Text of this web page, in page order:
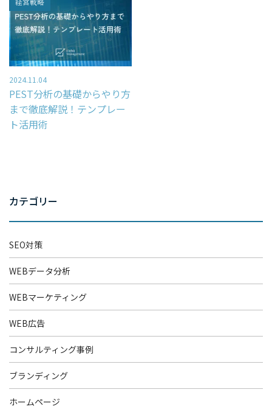
– 経営戦略
「WEBマーケティングを徹底解説」
お問い合わせ
資料請求
2024.11.04
PEST分析の基礎からやり方
まで徹底解説！テンプレー
ト活用術
カテゴリー
SEO対策
WEBデータ分析
WEBマーケティング
WEB広告
コンサルティング事例
ブランディング
ホームページ